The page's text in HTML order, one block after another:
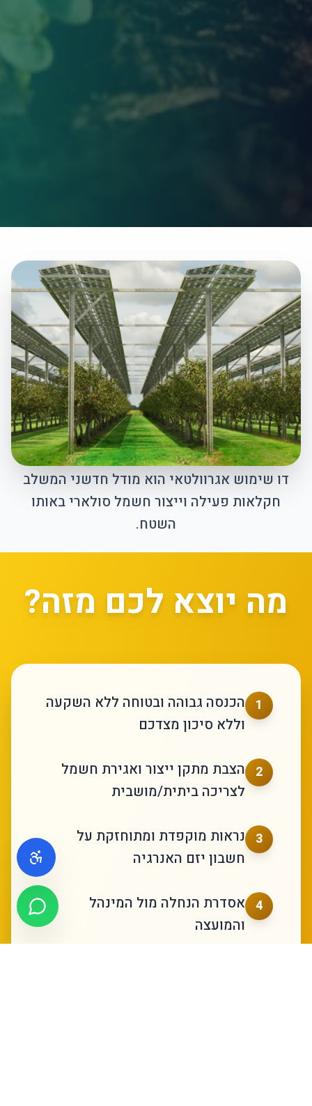
דו שימוש אגרוולטאי הוא מודל חדשני המשלב
חקלאות פעילה וייצור חשמל סולארי באותו
השטח.
מה יוצא לכם מזה?
1
הכנסה גבוהה ובטוחה ללא השקעה
וללא סיכון מצדכם
2
הצבת מתקן ייצור ואגירת חשמל
לצריכה ביתית/מושבית
3
נראות מוקפדת ומתוחזקת על
חשבון יזם האנרגיה
4 אסדרת הנחלה מול המינהל
והמועצה